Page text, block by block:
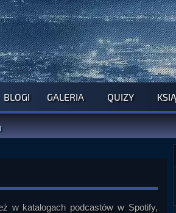
BLOGI GALERIA QUIZY
w katalogach podcastów w Spotify,